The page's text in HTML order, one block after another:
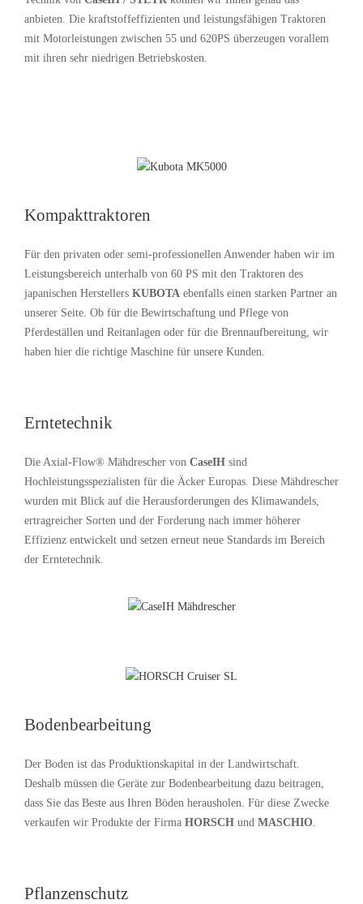
anbieten. Die kraftstoffeffizienten und leistungsfähigen Traktoren
mit Motorleistungen zwischen 55 und 620PS überzeugen vorallem
mit ihren sehr niedrigen Betriebskosten.
Kompakttraktoren
Für den privaten oder semi-professionellen Anwender haben wir im
Leistungsbereich unterhalb von 60 PS mit den Traktoren des
japanischen Herstellers KUBOTA ebenfalls einen starken Partner an
unserer Seite. Ob für die Bewirtschaftung und Pflege von
Pferdeställen und Reitanlagen oder für die Brennaufbereitung, wir
haben hier die richtige Maschine für unsere Kunden.
Erntetechnik
Die Axial-Flow® Mähdrescher von CaseIH sind
Hochleistungsspezialisten für die Äcker Europas. Diese Mähdrescher
wurden mit Blick auf die Herausforderungen des Klimawandels,
ertragreicher Sorten und der Forderung nach immer höherer
Effizienz entwickelt und setzen erneut neue Standards im Bereich
der Erntetechnik.
Bodenbearbeitung
Der Boden ist das Produktionskapital in der Landwirtschaft.
Deshalb müssen die Geräte zur Bodenbearbeitung dazu beitragen,
dass Sie das Beste aus Ihren Böden herausholen. Für diese Zwecke
verkaufen wir Produkte der Firma HORSCH und MASCHIO.
Pflanzenschutz